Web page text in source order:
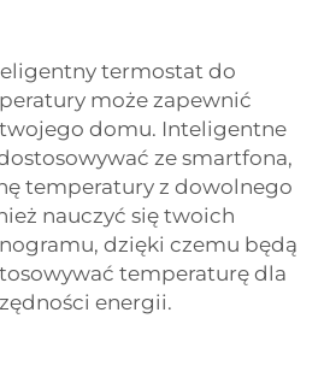
termostat do
może zapewnić
domu. Inteligentne
ze smartfona,
temperatury z dowolnego
nauczyć się twoich
dzięki czemu będą
temperaturę dla
energii.